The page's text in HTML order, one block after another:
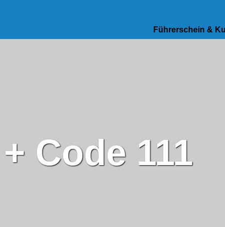
Führerschein &
Code 111